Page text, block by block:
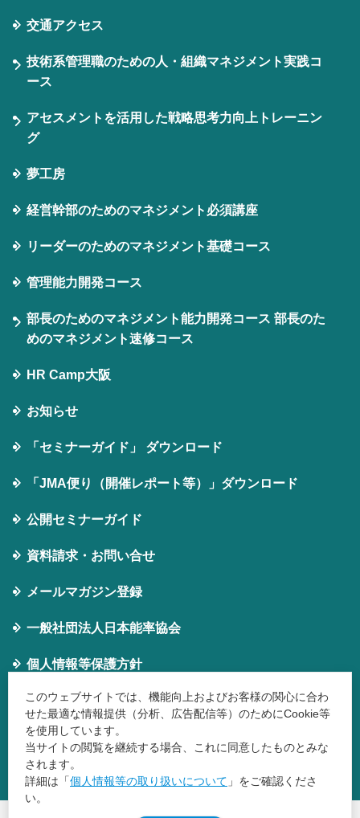
このウェブサイトでは、機能向上およびお客様の関心に合わ
せた最適な情報提供（分析、広告配信等）のためにCookie等
を使用しています。
当サイトの閲覧を継続する場合、これに同意したものとみな
されます。
詳細は「個人情報等の取り扱いについて 」をご確認くださ
い。
交通アクセス
技術系管理職のための人・組織マネジメント実践コ
ース
アセスメントを活用した戦略思考力向上トレーニン
グ
夢工房
経営幹部のためのマネジメント必須講座
リーダーのためのマネジメント基礎コース
管理能力開発コース
部長のためのマネジメント能力開発コース 部長のた
めのマネジメント速修コース
HR Camp大阪
お知らせ
「セミナーガイド」 ダウンロード
「JMA便り（開催レポート等）」ダウンロード
公開セミナーガイド
資料請求・お問い合せ
メールマガジン登録
⼀般社団法⼈⽇本能率協会
個⼈情報等保護⽅針
JMA主催イベントの
年間スジュール